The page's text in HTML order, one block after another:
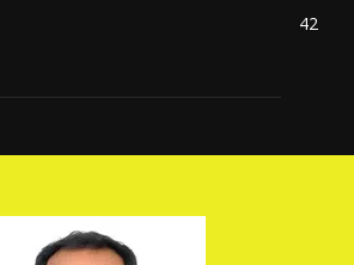
42